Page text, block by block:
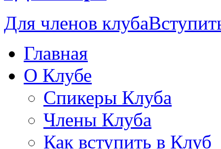
Для членов клуба
Главная
О Клубе
Спикеры Клуба
Члены Клуба
Как вступить в Клуб